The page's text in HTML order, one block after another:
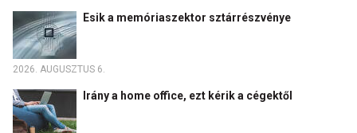
Esik a memóriaszektor sztárrészvénye
2026. AUGUSZTUS 6.
Irány a home office, ezt kérik a cégektől